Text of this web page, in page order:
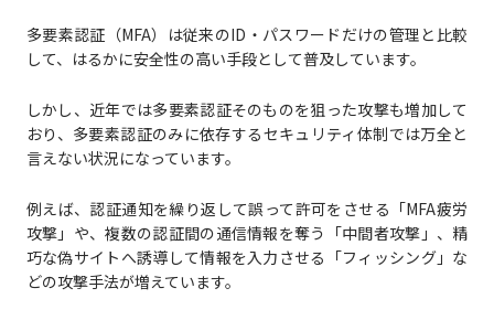
多要素認証（MFA）は従来のID・パスワードだけの管理と比較
して、はるかに安全性の高い手段として普及しています。
しかし、近年では多要素認証そのものを狙った攻撃も増加して
おり、多要素認証のみに依存するセキュリティ体制では万全と
言えない状況になっています。
例えば、認証通知を繰り返して誤って許可をさせる「MFA疲労
攻撃」や、複数の認証間の通信情報を奪う「中間者攻撃」、精
巧な偽サイトへ誘導して情報を入力させる「フィッシング」な
どの攻撃手法が増えています。